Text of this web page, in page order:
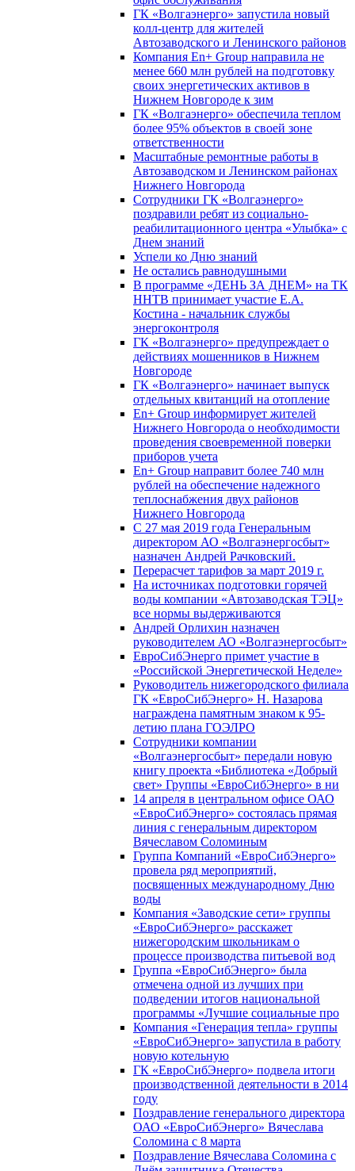
ГК «Волгаэнерго» запустила новый
колл-центр для жителей
Автозаводского и Ленинского районов
Компания En+ Group направила не
менее 660 млн рублей на подготовку
своих энергетических активов в
Нижнем Новгороде к зим
ГК «Волгаэнерго» обеспечила теплом
более 95% объектов в своей зоне
ответственности
Масштабные ремонтные работы в
Автозаводском и Ленинском районах
Нижнего Новгорода
Сотрудники ГК «Волгаэнерго»
поздравили ребят из социально-
реабилитационного центра «Улыбка» с
Днем знаний
Успели ко Дню знаний
Не остались равнодушными
В программе «ДЕНЬ ЗА ДНЕМ» на ТК
ННТВ принимает участие Е.А.
Костина - начальник службы
энергоконтроля
ГК «Волгаэнерго» предупреждает о
действиях мошенников в Нижнем
Новгороде
ГК «Волгаэнерго» начинает выпуск
отдельных квитанций на отопление
En+ Group информирует жителей
Нижнего Новгорода о необходимости
проведения своевременной поверки
приборов учета
En+ Group направит более 740 млн
рублей на обеспечение надежного
теплоснабжения двух районов
Нижнего Новгорода
С 27 мая 2019 года Генеральным
директором АО «Волгаэнергосбыт»
назначен Андрей Рачковский.
Перерасчет тарифов за март 2019 г.
На источниках подготовки горячей
воды компании «Автозаводская ТЭЦ»
все нормы выдерживаются
Андрей Орлихин назначен
руководителем АО «Волгаэнергосбыт»
ЕвроСибЭнерго примет участие в
«Российской Энергетической Неделе»
Руководитель нижегородского филиала
ГК «ЕвроСибЭнерго» Н. Назарова
награждена памятным знаком к 95-
летию плана ГОЭЛРО
Сотрудники компании
«Волгаэнергосбыт» передали новую
книгу проекта «Библиотека «Добрый
свет» Группы «ЕвроСибЭнерго» в ни
14 апреля в центральном офисе ОАО
«ЕвроСибЭнерго» состоялась прямая
линия с генеральным директором
Вячеславом Соломиным
Группа Компаний «ЕвроСибЭнерго»
провела ряд мероприятий,
посвященных международному Дню
воды
Компания «Заводские сети» группы
«ЕвроСибЭнерго» расскажет
нижегородским школьникам о
процессе производства питьевой вод
Группа «ЕвроСибЭнерго» была
отмечена одной из лучших при
подведении итогов национальной
программы «Лучшие социальные про
Компания «Генерация тепла» группы
«ЕвроСибЭнерго» запустила в работу
новую котельную
ГК «ЕвроСибЭнерго» подвела итоги
производственной деятельности в 2014
году
Поздравление генерального директора
ОАО «ЕвроСибЭнерго» Вячеслава
Соломина с 8 марта
Поздравление Вячеслава Соломина с